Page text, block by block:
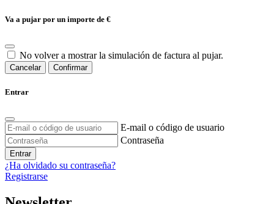
Va a pujar por un importe de €
No volver a mostrar la simulación de factura al pujar.
Cancelar Confirmar
Entrar
E-mail o código de usuario
Contraseña
Entrar
¿Ha olvidado su contraseña?
Registrarse